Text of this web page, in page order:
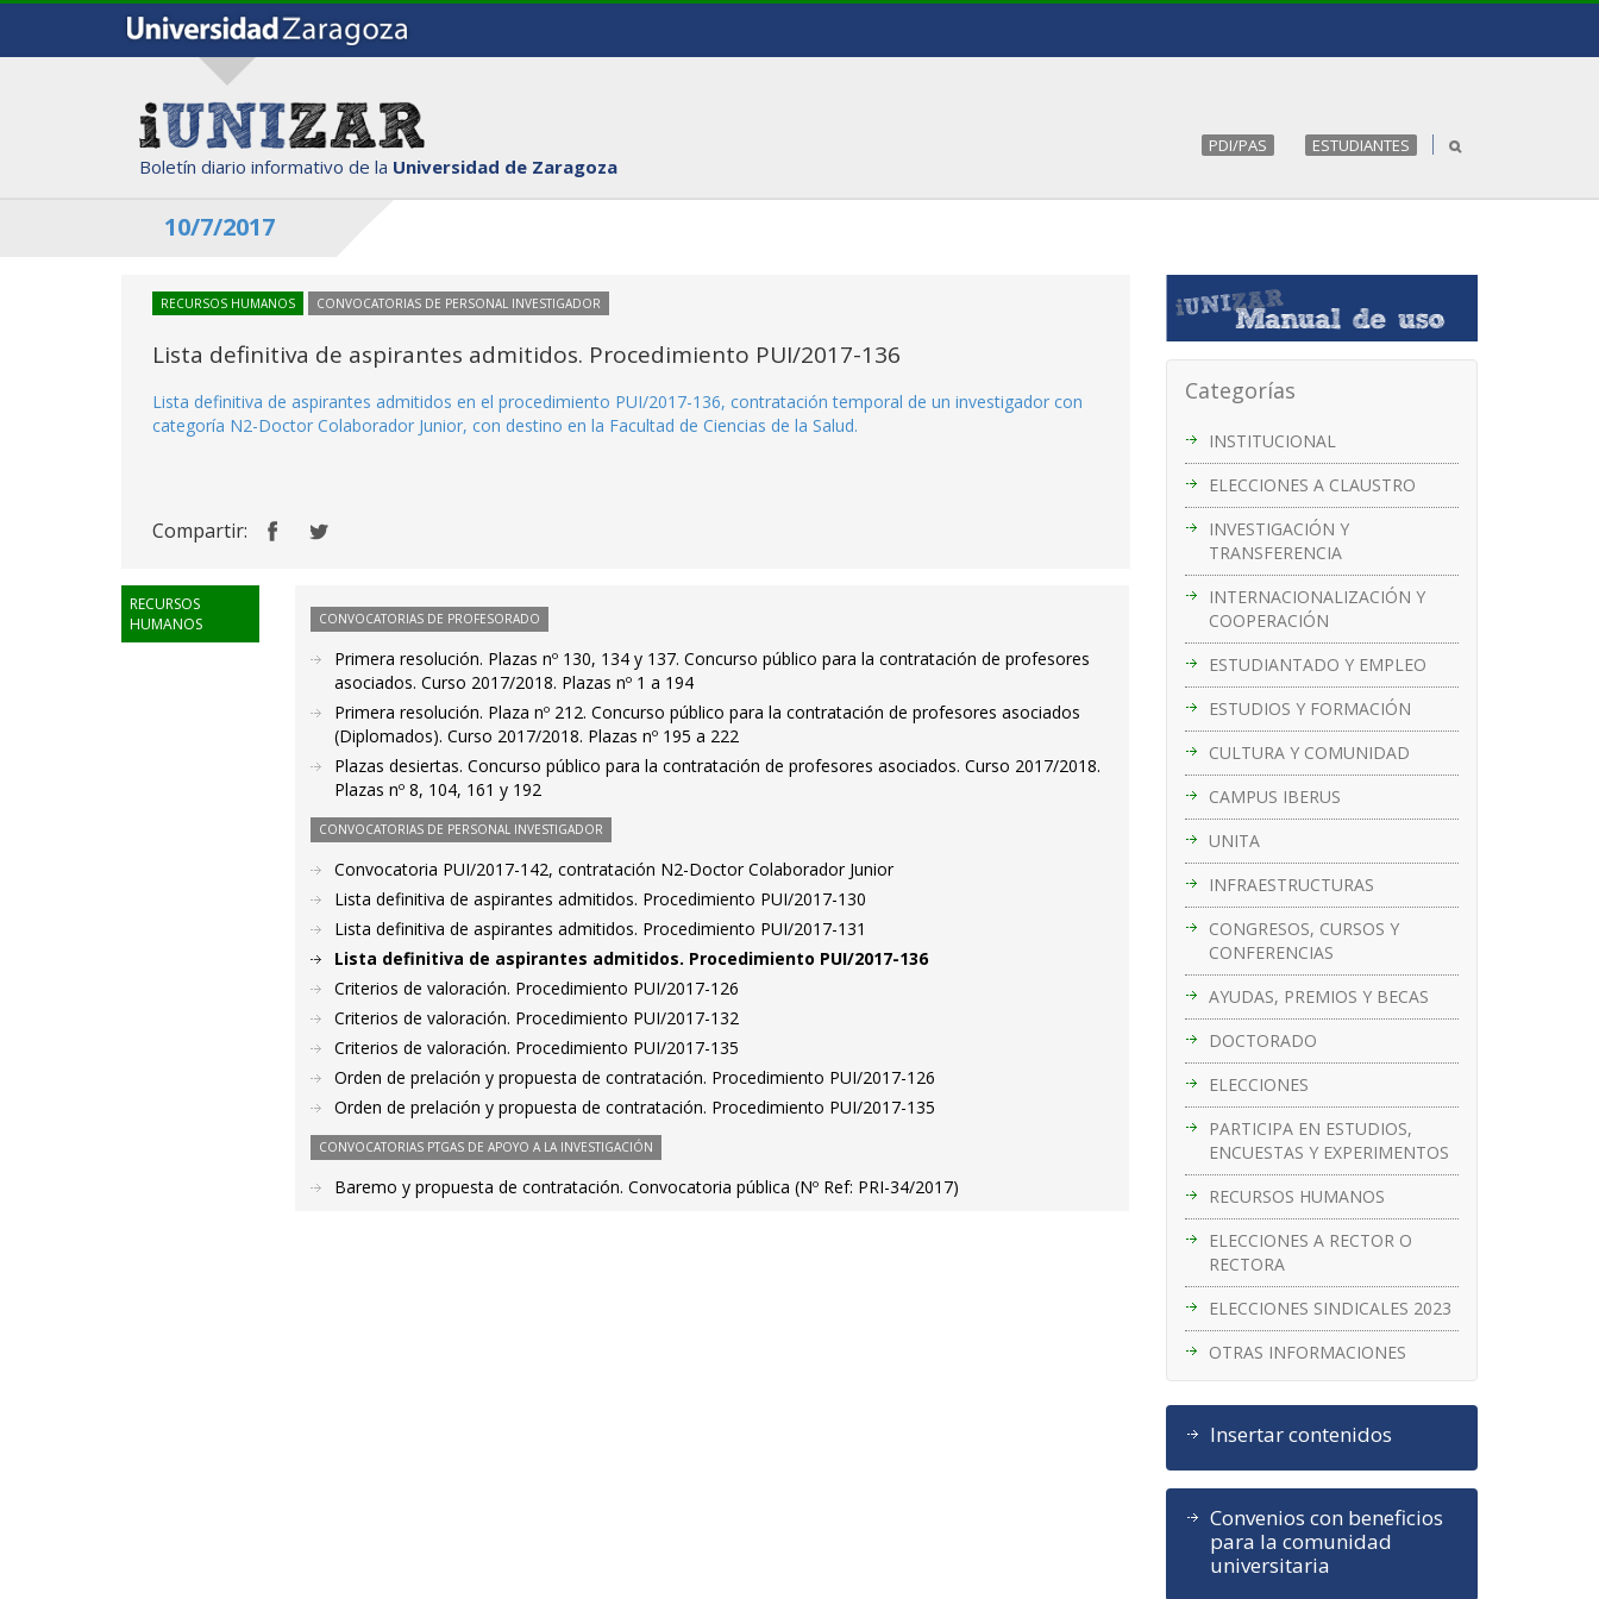
Boletín diario informativo de la Universidad de Zaragoza
PDI/PAS ESTUDIANTES
10/7/2017
Categorías
INSTITUCIONAL
ELECCIONES A CLAUSTRO
INVESTIGACIÓN Y
TRANSFERENCIA
INTERNACIONALIZACIÓN Y
COOPERACIÓN
ESTUDIANTADO Y EMPLEO
ESTUDIOS Y FORMACIÓN
CULTURA Y COMUNIDAD
CAMPUS IBERUS
UNITA
INFRAESTRUCTURAS
CONGRESOS, CURSOS Y
CONFERENCIAS
AYUDAS, PREMIOS Y BECAS
DOCTORADO
ELECCIONES
PARTICIPA EN ESTUDIOS,
ENCUESTAS Y EXPERIMENTOS
RECURSOS HUMANOS
ELECCIONES A RECTOR O
RECTORA
ELECCIONES SINDICALES 2023
OTRAS INFORMACIONES
Insertar contenidos
Convenios con beneficios
para la comunidad
universitaria
RECURSOS HUMANOS CONVOCATORIAS DE PERSONAL INVESTIGADOR
Lista definitiva de aspirantes admitidos. Procedimiento PUI/2017-136
Lista definitiva de aspirantes admitidos en el procedimiento PUI/2017-136, contratación temporal de un investigador con
categoría N2-Doctor Colaborador Junior, con destino en la Facultad de Ciencias de la Salud.
Compartir:
RECURSOS
HUMANOS
CONVOCATORIAS DE PROFESORADO
Primera resolución. Plazas nº 130, 134 y 137. Concurso público para la contratación de profesores
asociados. Curso 2017/2018. Plazas nº 1 a 194
Primera resolución. Plaza nº 212. Concurso público para la contratación de profesores asociados
(Diplomados). Curso 2017/2018. Plazas nº 195 a 222
Plazas desiertas. Concurso público para la contratación de profesores asociados. Curso 2017/2018.
Plazas nº 8, 104, 161 y 192
CONVOCATORIAS DE PERSONAL INVESTIGADOR
Convocatoria PUI/2017-142, contratación N2-Doctor Colaborador Junior
Lista definitiva de aspirantes admitidos. Procedimiento PUI/2017-130
Lista definitiva de aspirantes admitidos. Procedimiento PUI/2017-131
Lista definitiva de aspirantes admitidos. Procedimiento PUI/2017-136
Criterios de valoración. Procedimiento PUI/2017-126
Criterios de valoración. Procedimiento PUI/2017-132
Criterios de valoración. Procedimiento PUI/2017-135
Orden de prelación y propuesta de contratación. Procedimiento PUI/2017-126
Orden de prelación y propuesta de contratación. Procedimiento PUI/2017-135
CONVOCATORIAS PTGAS DE APOYO A LA INVESTIGACIÓN
Baremo y propuesta de contratación. Convocatoria pública (Nº Ref: PRI-34/2017)